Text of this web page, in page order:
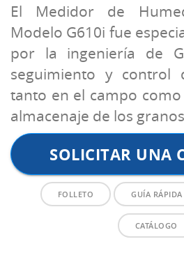
El Medidor de
Modelo G610i fue
por la ingeniería de
seguimiento y control
tanto en el campo
almacenaje de los
SOLICITAR UNA
FOLLETO GUÍA RÁPIDA
CATÁLOGO